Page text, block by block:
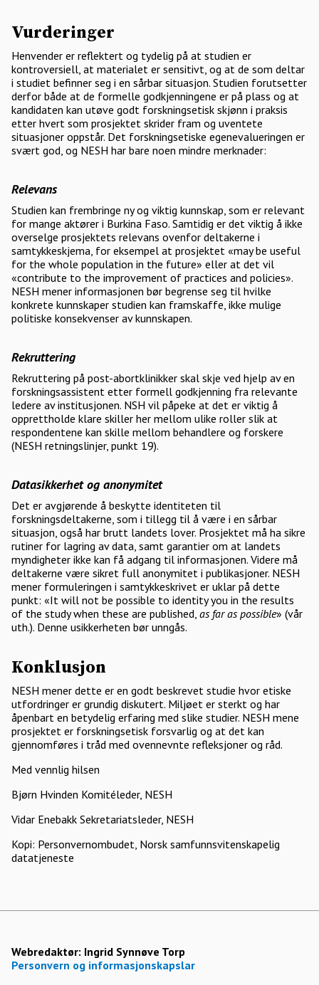
Vurderinger
Henvender er reflektert og tydelig på at studien er
kontroversiell, at materialet er sensitivt, og at de som deltar
i studiet befinner seg i en sårbar situasjon. Studien forutsetter
derfor både at de formelle godkjenningene er på plass og at
kandidaten kan utøve godt forskningsetisk skjønn i praksis
etter hvert som prosjektet skrider fram og uventete
situasjoner oppstår. Det forskningsetiske egenevalueringen er
svært god, og NESH har bare noen mindre merknader:
Relevans
Studien kan frembringe ny og viktig kunnskap, som er relevant
for mange aktører i Burkina Faso. Samtidig er det viktig å ikke
overselge prosjektets relevans ovenfor deltakerne i
samtykkeskjema, for eksempel at prosjektet «may be useful
for the whole population in the future» eller at det vil
«contribute to the improvement of practices and policies».
NESH mener informasjonen bør begrense seg til hvilke
konkrete kunnskaper studien kan framskaffe, ikke mulige
politiske konsekvenser av kunnskapen.
Rekruttering
Rekruttering på post-abortklinikker skal skje ved hjelp av en
forskningsassistent etter formell godkjenning fra relevante
ledere av institusjonen. NSH vil påpeke at det er viktig å
opprettholde klare skiller her mellom ulike roller slik at
respondentene kan skille mellom behandlere og forskere
(NESH retningslinjer, punkt 19).
Datasikkerhet og anonymitet
Det er avgjørende å beskytte identiteten til
forskningsdeltakerne, som i tillegg til å være i en sårbar
situasjon, også har brutt landets lover. Prosjektet må ha sikre
rutiner for lagring av data, samt garantier om at landets
myndigheter ikke kan få adgang til informasjonen. Videre må
deltakerne være sikret full anonymitet i publikasjoner. NESH
mener formuleringen i samtykkeskrivet er uklar på dette
punkt: «It will not be possible to identity you in the results
of the study when these are published, as far as possible» (vår
uth.). Denne usikkerheten bør unngås.
Konklusjon
NESH mener dette er en godt beskrevet studie hvor etiske
utfordringer er grundig diskutert. Miljøet er sterkt og har
åpenbart en betydelig erfaring med slike studier. NESH mene
prosjektet er forskningsetisk forsvarlig og at det kan
gjennomføres i tråd med ovennevnte refleksjoner og råd.
Med vennlig hilsen
Bjørn Hvinden Komitéleder, NESH
Vidar Enebakk Sekretariatsleder, NESH
Kopi: Personvernombudet, Norsk samfunnsvitenskapelig
datatjeneste
Webredaktør: Ingrid Synnøve Torp
Personvern og informasjonskapslar